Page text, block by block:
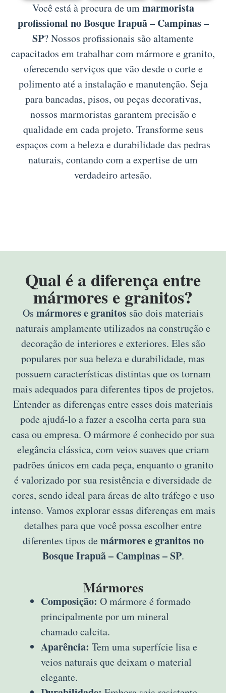
Você está à procura de ummarmorista
profissional no Bosque Irapuã – Campinas –
SP? Nossos profissionais são altamente
capacitados em trabalhar com mármore e granito,
oferecendo serviços que vão desde o corte e
polimento até a instalação e manutenção. Seja
para bancadas, pisos, ou peças decorativas,
nossos marmoristas garantem precisão e
qualidade em cada projeto. Transforme seus
espaços com a beleza e durabilidade das pedras
naturais, contando com a expertise de um
verdadeiro artesão.
Qual é a diferença entre
mármores e granitos?
Os mármores e granitos são dois materiais
naturais amplamente utilizados na construção e
decoração de interiores e exteriores. Eles são
populares por sua beleza e durabilidade, mas
possuem características distintas que os tornam
mais adequados para diferentes tipos de projetos.
Entender as diferenças entre esses dois materiais
pode ajudá-lo a fazer a escolha certa para sua
casa ou empresa. O mármore é conhecido por sua
elegância clássica, com veios suaves que criam
padrões únicos em cada peça, enquanto o granito
é valorizado por sua resistência e diversidade de
cores, sendo ideal para áreas de alto tráfego e uso
intenso. Vamos explorar essas diferenças em mais
detalhes para que você possa escolher entre
diferentes tipos de mármores e granitos no
Bosque Irapuã – Campinas – SP.
Mármores
Composição: O mármore é formado
principalmente por um mineral
chamado calcita.
Aparência: Tem uma superfície lisa e
veios naturais que deixam o material
elegante.